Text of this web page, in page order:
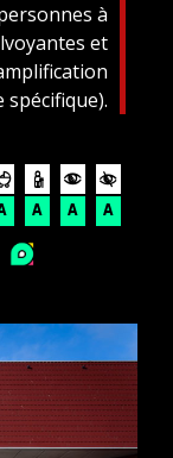
à
et